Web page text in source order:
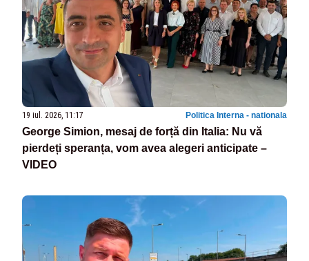
19 iul. 2026, 11:17 Politica Interna - nationala
George Simion, mesaj de forță din Italia: Nu vă
pierdeți speranța, vom avea alegeri anticipate –
VIDEO